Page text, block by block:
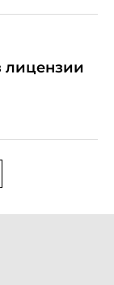
лицензии